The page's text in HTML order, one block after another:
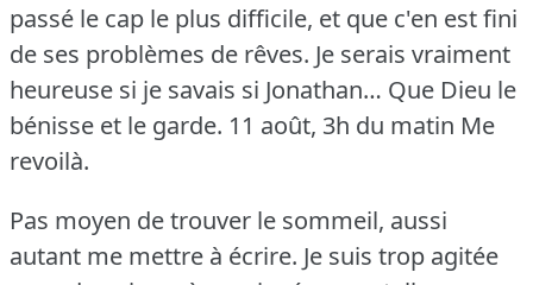
passé le cap le plus difficile, et que c'en est fini
de ses problèmes de rêves. Je serais vraiment
heureuse si je savais si Jonathan… Que Dieu le
bénisse et le garde. 11 août, 3h du matin Me
revoilà.
Pas moyen de trouver le sommeil, aussi
autant me mettre à écrire. Je suis trop agitée